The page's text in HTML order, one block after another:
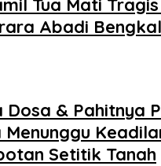
Tua Mati
Abadi
Dosa & Pahitnya
Setitik Tanah